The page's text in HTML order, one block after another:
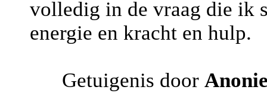
volledig in de vraag die ik
energie en kracht en hulp.
Getuigenis door